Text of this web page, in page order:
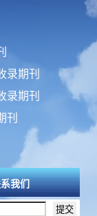
录期刊
录期刊
刊
我们